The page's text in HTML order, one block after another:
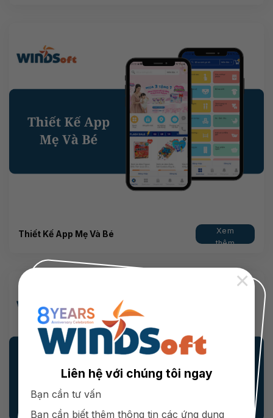
Liên hệ với chúng tôi ngay
Bạn cần tư vấn
Bạn cần biết thêm thông tin các ứng dụng
×
Thiết Kế App Mẹ Và Bé
Xem
thêm